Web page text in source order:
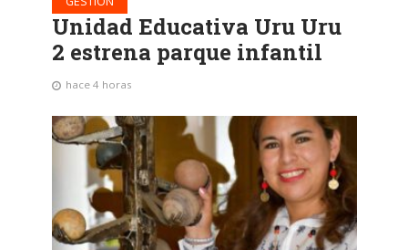
Unidad Educativa Uru Uru
2 estrena parque infantil
hace 4 horas